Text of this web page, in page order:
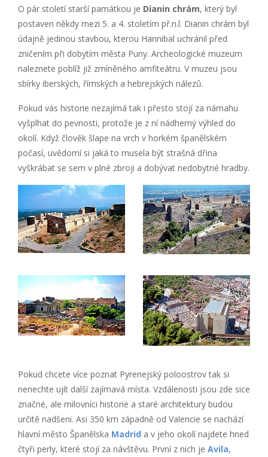
O pár století starší památkou je Dianin chrám, který byl
postaven někdy mezi 5. a 4. stoletím př.n.l. Dianin chrám byl
údajně jedinou stavbou, kterou Hannibal uchránil před
zničením při dobytím města Puny. Archeologické muzeum
naleznete poblíž již zmíněného amfiteátru. V muzeu jsou
sbírky iberských, římských a hebrejských nálezů.
Pokud vás historie nezajímá tak i přesto stojí za námahu
vyšplhat do pevnosti, protože je z ní nádherný výhled do
okolí. Když člověk šlape na vrch v horkém španělském
počasí, uvědomí si jaká to musela být strašná dřina
vyškrábat se sem v plné zbroji a dobývat nedobytné hradby.
Pokud chcete více poznat Pyrenejský poloostrov tak si
nenechte ujít další zajímavá místa. Vzdálenosti jsou zde sice
značné, ale milovníci historie a staré architektury budou
určitě nadšeni. Asi 350 km západně od Valencie se nachází
hlavní město Španělska Madrid a v jeho okolí najdete hned
čtyři perly, které stojí za návštěvu. První z nich je Avila,